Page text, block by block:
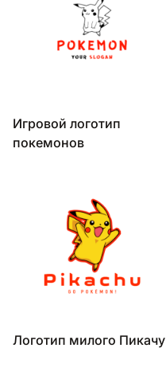
Игровой логотип
покемонов
Логотип милого Пикачу